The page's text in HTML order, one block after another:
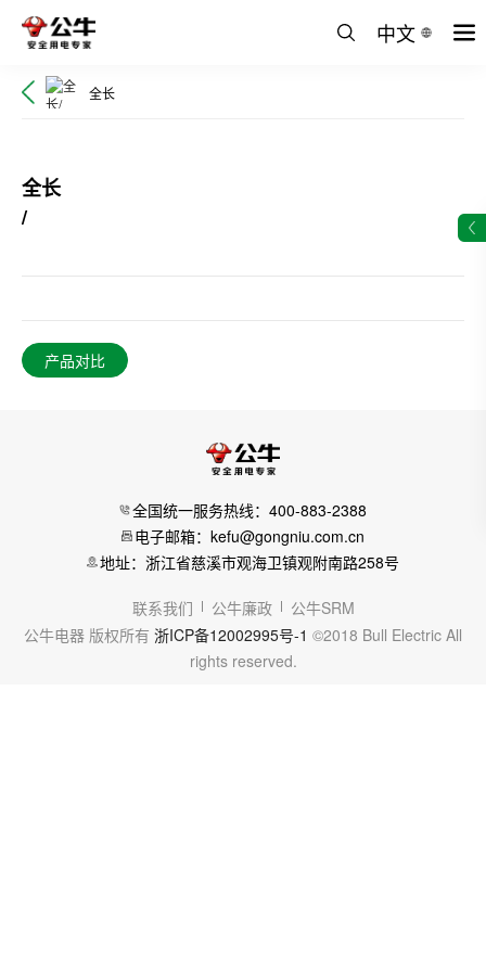
中文
全长
全长
/
产品对比
全国统一服务热线：400-883-2388
电子邮箱：kefu@gongniu.com.cn
地址：浙江省慈溪市观海卫镇观附南路258号
联系我们 公牛廉政
公牛SRM
公牛电器 版权所有 浙ICP备12002995号-1 ©2018 Bull Electric All
rights reserved.